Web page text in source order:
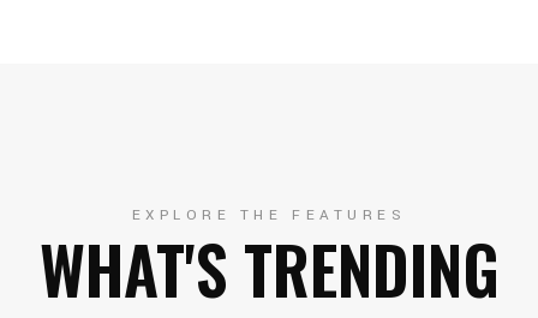
EXPLORE THE FEATURES
WHAT'S TRENDING